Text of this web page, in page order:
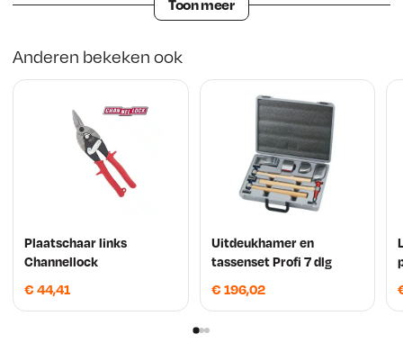
Toon meer
Anderen bekeken ook
Plaatschaar links
Channellock
€ 44,41
Uitdeukhamer en
tassenset Profi 7 dlg
€ 196,02